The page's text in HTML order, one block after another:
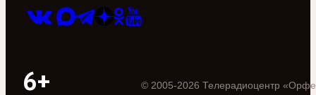
6+ © 2005-2026 Телерадиоцентр